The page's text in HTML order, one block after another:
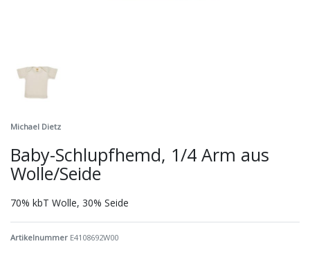
Michael Dietz
Baby-Schlupfhemd, 1/4 Arm aus
Wolle/Seide
70% kbT Wolle, 30% Seide
Artikelnummer E4108692W00